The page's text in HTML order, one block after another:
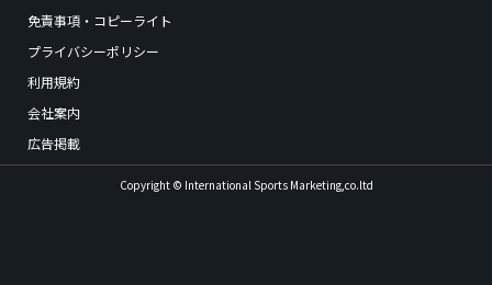
免責事項・コピーライト
プライバシーポリシー
利用規約
会社案内
広告掲載
Copyright © International Sports Marketing,co.ltd